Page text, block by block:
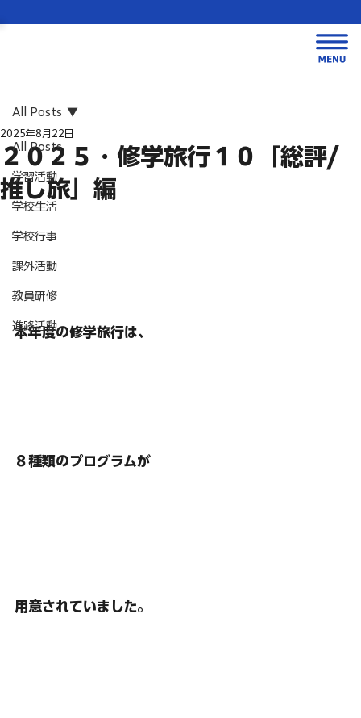
All Posts
学習活動
学校生活
学校行事
課外活動
教員研修
進路活動
All Posts
２０２５・修学旅行１０「総評/
推し旅」編
2025年8月22日
本年度の修学旅行は、
８種類のプログラムが
用意されていました。